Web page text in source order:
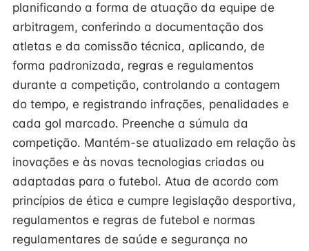
planificando a forma de atuação da equipe de
arbitragem, conferindo a documentação dos
atletas e da comissão técnica, aplicando, de
forma padronizada, regras e regulamentos
durante a competição, controlando a contagem
do tempo, e registrando infrações, penalidades e
cada gol marcado. Preenche a súmula da
competição. Mantém-se atualizado em relação às
inovações e às novas tecnologias criadas ou
adaptadas para o futebol. Atua de acordo com
princípios de ética e cumpre legislação desportiva,
regulamentos e regras de futebol e normas
regulamentares de saúde e segurança no